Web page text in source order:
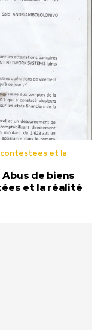
contestées et la
de biens
et la réalité